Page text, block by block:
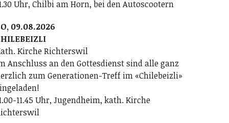
Uhr, Chilbi am Horn, bei den Autoscootern
09.08.2026
Kirche Richterswil
Anschluss an den Gottesdienst sind alle ganz
zum Generationen-Treff im «Chilebeizli»
11.45 Uhr, Jugendheim, kath. Kirche